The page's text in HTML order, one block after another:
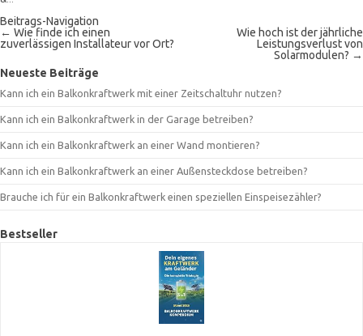
Beitrags-Navigation
← Wie finde ich einen
zuverlässigen Installateur vor Ort?
Wie hoch ist der jährliche
Leistungsverlust von
Solarmodulen? →
Neueste Beiträge
Kann ich ein Balkonkraftwerk mit einer Zeitschaltuhr nutzen?
Kann ich ein Balkonkraftwerk in der Garage betreiben?
Kann ich ein Balkonkraftwerk an einer Wand montieren?
Kann ich ein Balkonkraftwerk an einer Außensteckdose betreiben?
Brauche ich für ein Balkonkraftwerk einen speziellen Einspeisezähler?
Bestseller